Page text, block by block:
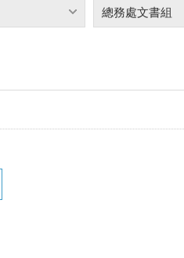
總務處文書組